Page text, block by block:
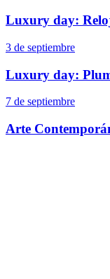
Luxury day:
3 de septiembre
Luxury day:
7 de septiembre
Arte